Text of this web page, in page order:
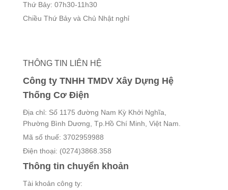
Thứ Bảy: 07h30-11h30
Chiều Thứ Bảy và Chủ Nhật nghỉ
THÔNG TIN LIÊN HỆ
Công ty TNHH TMDV Xây Dựng Hệ
Thống Cơ Điện
Địa chỉ: Số 1175 đường Nam Kỳ Khởi Nghĩa,
Phường Bình Dương, Tp.Hồ Chí Minh, Việt Nam.
Mã số thuế: 3702959988
Điện thoại: (0274)3868.358
Thông tin chuyển khoản
Tài khoản công ty: